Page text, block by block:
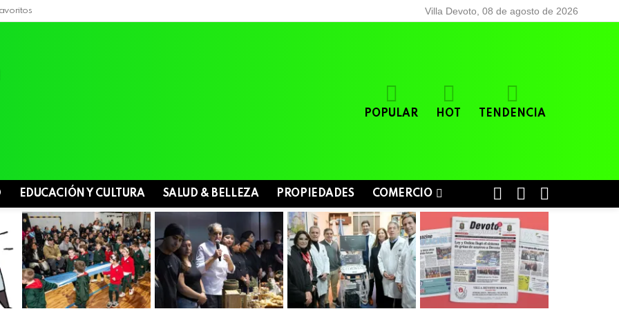
Villa Devoto, 08 de agosto de 2026
POPULAR HOT TENDENCIA
EDUCACIÓN Y CULTURA SALUD & BELLEZA PROPIEDADES COMERCIO
SWITCH
SKIN